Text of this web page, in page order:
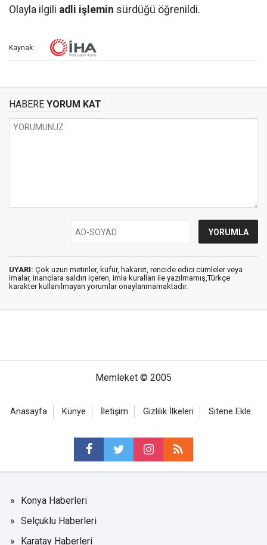
Olayla ilgili adli işlemin sürdüğü öğrenildi.
Kaynak:
HABERE YORUM KAT
UYARI: Çok uzun metinler, küfür, hakaret, rencide edici cümleler veya
imalar, inançlara saldırı içeren, imla kuralları ile yazılmamış,Türkçe
karakter kullanılmayan yorumlar onaylanmamaktadır.
Memleket © 2005
Anasayfa Künye İletişim Gizlilik İlkeleri Sitene Ekle
Konya Haberleri
Selçuklu Haberleri
Karatay Haberleri